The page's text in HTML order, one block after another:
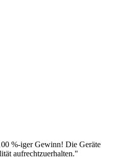
%-iger Gewinn! Die Geräte
aufrechtzuerhalten."